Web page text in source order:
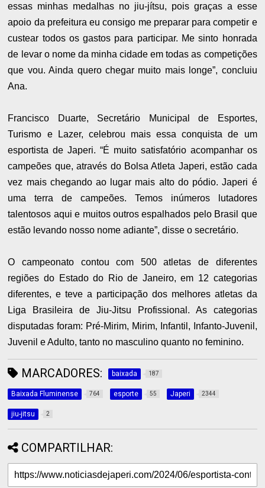
essas minhas medalhas no jiu-jítsu, pois graças a esse
apoio da prefeitura eu consigo me preparar para competir e
custear todos os gastos para participar. Me sinto honrada
de levar o nome da minha cidade em todas as competições
que vou. Ainda quero chegar muito mais longe”, concluiu
Ana.
Francisco Duarte, Secretário Municipal de Esportes,
Turismo e Lazer, celebrou mais essa conquista de um
esportista de Japeri. “É muito satisfatório acompanhar os
campeões que, através do Bolsa Atleta Japeri, estão cada
vez mais chegando ao lugar mais alto do pódio. Japeri é
uma terra de campeões. Temos inúmeros lutadores
talentosos aqui e muitos outros espalhados pelo Brasil que
estão levando nosso nome adiante”, disse o secretário.
O campeonato contou com 500 atletas de diferentes
regiões do Estado do Rio de Janeiro, em 12 categorias
diferentes, e teve a participação dos melhores atletas da
Liga Brasileira de Jiu-Jitsu Profissional. As categorias
disputadas foram: Pré-Mirim, Mirim, Infantil, Infanto-Juvenil,
Juvenil e Adulto, tanto no masculino quanto no feminino.
MARCADORES: baixada 187
Baixada Fluminense 764 esporte 55 Japeri 2344
jiu-jitsu 2
COMPARTILHAR: